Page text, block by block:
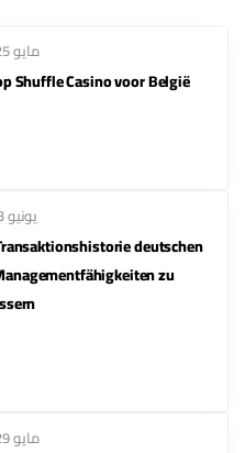
مايو 25, 2026
Shuffle Casino voor België
يونيو 3, 2026
deutschen
zu
مايو 29, 2026